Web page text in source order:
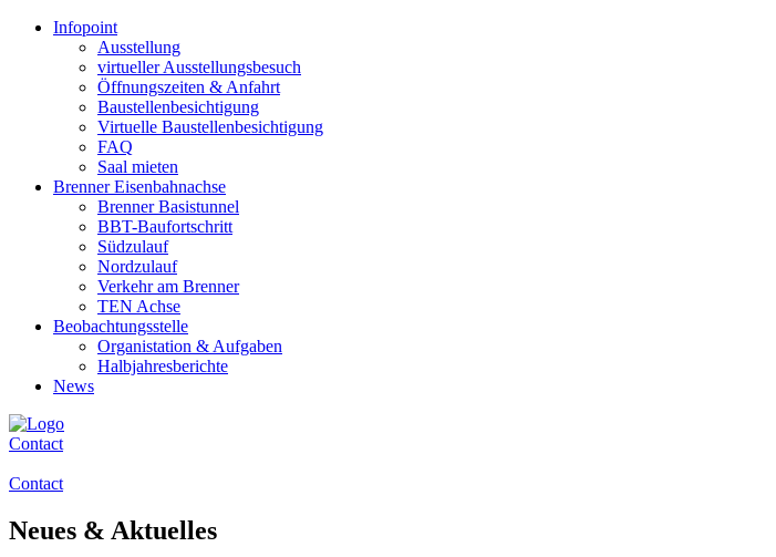
Infopoint
Ausstellung
virtueller Ausstellungsbesuch
Öffnungszeiten & Anfahrt
Baustellenbesichtigung
Virtuelle Baustellenbesichtigung
FAQ
Saal mieten
Brenner Eisenbahnachse
Brenner Basistunnel
BBT-Baufortschritt
Südzulauf
Nordzulauf
Verkehr am Brenner
TEN Achse
Beobachtungsstelle
Organistation & Aufgaben
Halbjahresberichte
News
Contact
Contact
Neues & Aktuelles